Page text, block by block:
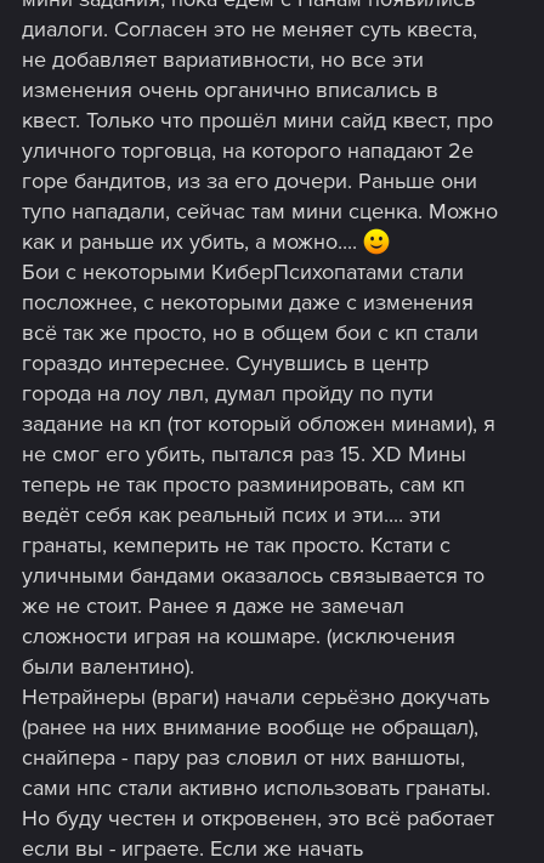
диалоги. Согласен это не меняет суть квеста,
не добавляет вариативности, но все эти
изменения очень органично вписались в
квест. Только что прошёл мини сайд квест, про
уличного торговца, на которого нападают 2е
горе бандитов, из за его дочери. Раньше они
тупо нападали, сейчас там мини сценка. Можно
как и раньше их убить, а можно....
Бои с некоторыми КиберПсихопатами стали
посложнее, с некоторыми даже с изменения
всё так же просто, но в общем бои с кп стали
гораздо интереснее. Сунувшись в центр
города на лоу лвл, думал пройду по пути
задание на кп (тот который обложен минами), я
не смог его убить, пытался раз 15. XD Мины
теперь не так просто разминировать, сам кп
ведёт себя как реальный псих и эти.... эти
гранаты, кемперить не так просто. Кстати с
уличными бандами оказалось связывается то
же не стоит. Ранее я даже не замечал
сложности играя на кошмаре. (исключения
были валентино).
Нетрайнеры (враги) начали серьёзно докучать
(ранее на них внимание вообще не обращал),
снайпера - пару раз словил от них ваншоты,
сами нпс стали активно использовать гранаты.
Но буду честен и откровенен, это всё работает
если вы - играете. Если же начать